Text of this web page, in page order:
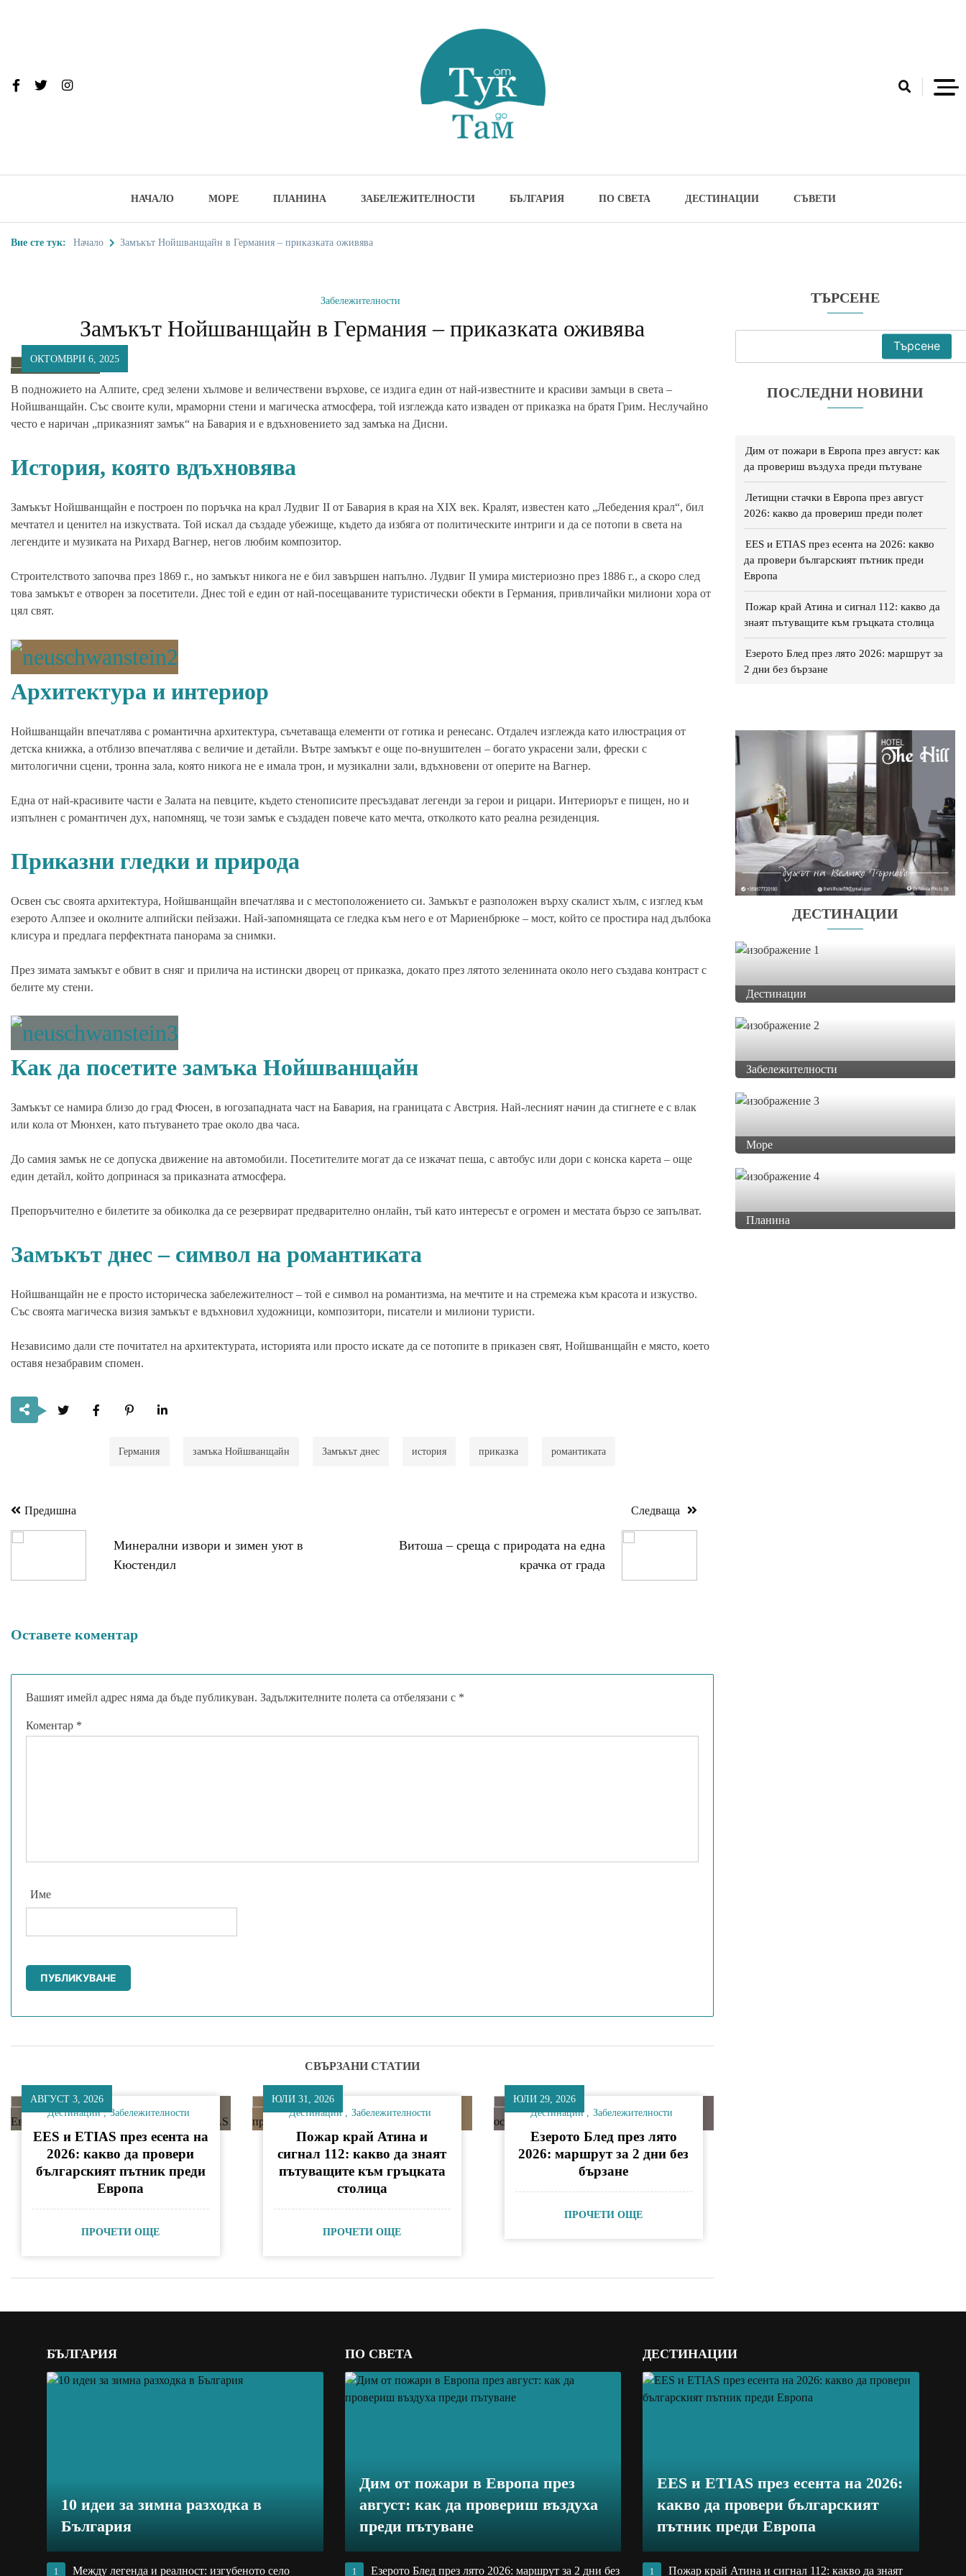
НАЧАЛО МОРЕ ПЛАНИНА ЗАБЕЛЕЖИТЕЛНОСТИ БЪЛГАРИЯ ПО СВЕТА ДЕСТИНАЦИИ СЪВЕТИ
Вие сте тук: Начало Замъкът Нойшванщайн в Германия – приказката оживява
ТЪРСЕНЕ
Търсене
ПОСЛЕДНИ НОВИНИ
Дим от пожари в Европа през август: как
да провериш въздуха преди пътуване
Летищни стачки в Европа през август
2026: какво да провериш преди полет
EES и ETIAS през есента на 2026: какво
да провери българският пътник преди
Европа
Пожар край Атина и сигнал 112: какво да
знаят пътуващите към гръцката столица
Езерото Блед през лято 2026: маршрут за
2 дни без бързане
ДЕСТИНАЦИИ
Дестинации
Забележителности
Море
Планина
Забележителности
Замъкът Нойшванщайн в Германия – приказката оживява
ОКТОМВРИ 6, 2025
В подножието на Алпите, сред зелени хълмове и величествени върхове, се издига един от най-известните и красиви замъци в света –
Нойшванщайн. Със своите кули, мраморни стени и магическа атмосфера, той изглежда като изваден от приказка на братя Грим. Неслучайно
често е наричан „приказният замък“ на Бавария и е вдъхновението зад замъка на Дисни.
История, която вдъхновява
Замъкът Нойшванщайн е построен по поръчка на крал Лудвиг II от Бавария в края на XIX век. Кралят, известен като „Лебедения крал“, бил
мечтател и ценител на изкуствата. Той искал да създаде убежище, където да избяга от политическите интриги и да се потопи в света на
легендите и музиката на Рихард Вагнер, негов любим композитор.
Строителството започва през 1869 г., но замъкът никога не е бил завършен напълно. Лудвиг II умира мистериозно през 1886 г., а скоро след
това замъкът е отворен за посетители. Днес той е един от най-посещаваните туристически обекти в Германия, привличайки милиони хора от
цял свят.
Архитектура и интериор
Нойшванщайн впечатлява с романтична архитектура, съчетаваща елементи от готика и ренесанс. Отдалеч изглежда като илюстрация от
детска книжка, а отблизо впечатлява с величие и детайли. Вътре замъкът е още по-внушителен – богато украсени зали, фрески с
митологични сцени, тронна зала, която никога не е имала трон, и музикални зали, вдъхновени от оперите на Вагнер.
Една от най-красивите части е Залата на певците, където стенописите пресъздават легенди за герои и рицари. Интериорът е пищен, но и
изпълнен с романтичен дух, напомнящ, че този замък е създаден повече като мечта, отколкото като реална резиденция.
Приказни гледки и природа
Освен със своята архитектура, Нойшванщайн впечатлява и с местоположението си. Замъкът е разположен върху скалист хълм, с изглед към
езерото Алпзее и околните алпийски пейзажи. Най-запомнящата се гледка към него е от Мариенбрюке – мост, който се простира над дълбока
клисура и предлага перфектната панорама за снимки.
През зимата замъкът е обвит в сняг и прилича на истински дворец от приказка, докато през лятото зеленината около него създава контраст с
белите му стени.
Как да посетите замъка Нойшванщайн
Замъкът се намира близо до град Фюсен, в югозападната част на Бавария, на границата с Австрия. Най-лесният начин да стигнете е с влак
или кола от Мюнхен, като пътуването трае около два часа.
До самия замък не се допуска движение на автомобили. Посетителите могат да се изкачат пеша, с автобус или дори с конска карета – още
един детайл, който допринася за приказната атмосфера.
Препоръчително е билетите за обиколка да се резервират предварително онлайн, тъй като интересът е огромен и местата бързо се запълват.
Замъкът днес – символ на романтиката
Нойшванщайн не е просто историческа забележителност – той е символ на романтизма, на мечтите и на стремежа към красота и изкуство.
Със своята магическа визия замъкът е вдъхновил художници, композитори, писатели и милиони туристи.
Независимо дали сте почитател на архитектурата, историята или просто искате да се потопите в приказен свят, Нойшванщайн е място, което
оставя незабравим спомен.
Германия замъка Нойшванщайн Замъкът днес история приказка романтиката
Навигация
Предишна
Минерални извори и зимен уют в
Кюстендил
Следваща
Витоша – среща с природата на една
крачка от града
Оставете коментар
Вашият имейл адрес няма да бъде публикуван. Задължителните полета са отбелязани с *
Коментар *
Име
СВЪРЗАНИ СТАТИИ
АВГУСТ 3, 2026
Дестинации
Забележителности
EES и ETIAS през есента на
2026: какво да провери
българският пътник преди
Европа
ПРОЧЕТИ ОЩЕ
ЮЛИ 31, 2026
Дестинации
Забележителности
Пожар край Атина и
сигнал 112: какво да знаят
пътуващите към гръцката
столица
ПРОЧЕТИ ОЩЕ
ЮЛИ 29, 2026
Дестинации
Забележителности
Езерото Блед през лято
2026: маршрут за 2 дни без
бързане
ПРОЧЕТИ ОЩЕ
БЪЛГАРИЯ
10 идеи за зимна разходка в
България
1 Между легенда и реалност: изгубеното село
ПО СВЕТА
Дим от пожари в Европа през
август: как да провериш въздуха
преди пътуване
1 Езерото Блед през лято 2026: маршрут за 2 дни без
ДЕСТИНАЦИИ
EES и ETIAS през есента на 2026:
какво да провери българският
пътник преди Европа
1 Пожар край Атина и сигнал 112: какво да знаят